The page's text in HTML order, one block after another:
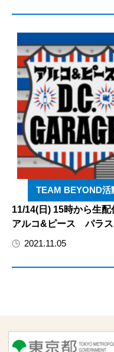
TEAM BEYOND活
11/14(日) 15時から生
アルコ&ピース パラス
2021.11.05